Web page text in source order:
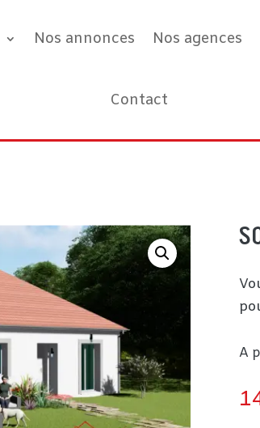
Nos annonces Nos agences
Contact
A